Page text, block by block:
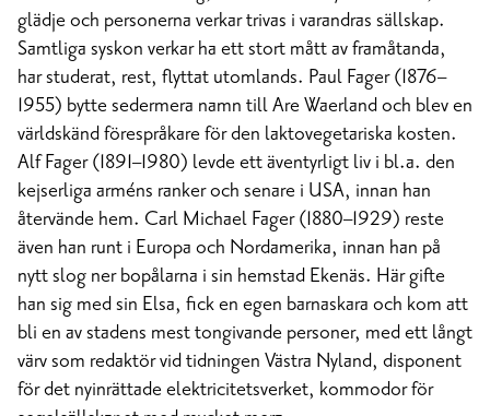
glädje och personerna verkar trivas i varandras sällskap.
Samtliga syskon verkar ha ett stort mått av framåtanda,
har studerat, rest, flyttat utomlands. Paul Fager (1876–
1955) bytte sedermera namn till Are Waerland och blev en
världskänd förespråkare för den laktovegetariska kosten.
Alf Fager (1891–1980) levde ett äventyrligt liv i bl.a. den
kejserliga arméns ranker och senare i USA, innan han
återvände hem. Carl Michael Fager (1880–1929) reste
även han runt i Europa och Nordamerika, innan han på
nytt slog ner bopålarna i sin hemstad Ekenäs. Här gifte
han sig med sin Elsa, fick en egen barnaskara och kom att
bli en av stadens mest tongivande personer, med ett långt
värv som redaktör vid tidningen Västra Nyland, disponent
för det nyinrättade elektricitetsverket, kommodor för